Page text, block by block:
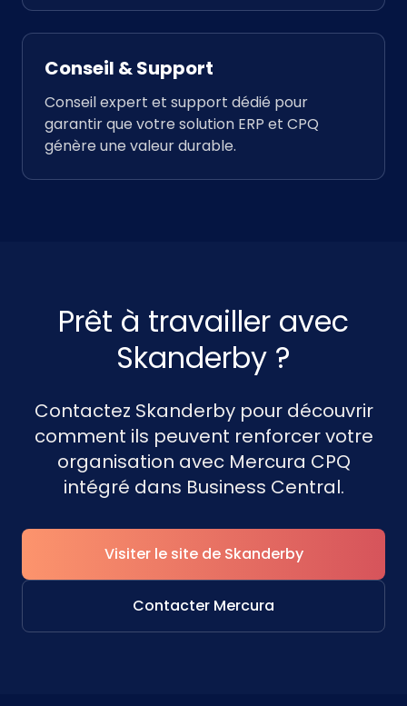
Conseil & Support
Conseil expert et support dédié pour
garantir que votre solution ERP et CPQ
génère une valeur durable.
Prêt à travailler avec
Skanderby ?
Contactez Skanderby pour découvrir
comment ils peuvent renforcer votre
organisation avec Mercura CPQ
intégré dans Business Central.
Visiter le site de Skanderby
Contacter Mercura